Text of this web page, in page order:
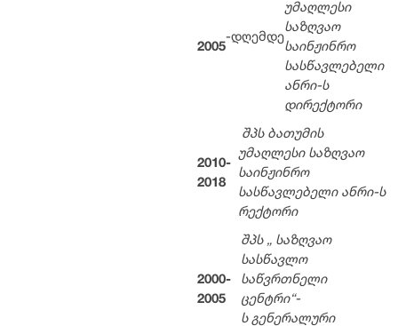
2005
-დღემდე
უმაღლესი
საზღვაო
საინჟინრო
სასწავლებელი
ანრი-ს
დირექტორი
2010-
2018
შპს ბათუმის
უმაღლესი საზღვაო
საინჟინრო
სასწავლებელი ანრი-ს
რექტორი
2000-
2005
შპს „ საზღვაო
სასწავლო
საწვრთნელი
ცენტრი“-
ს გენერალური